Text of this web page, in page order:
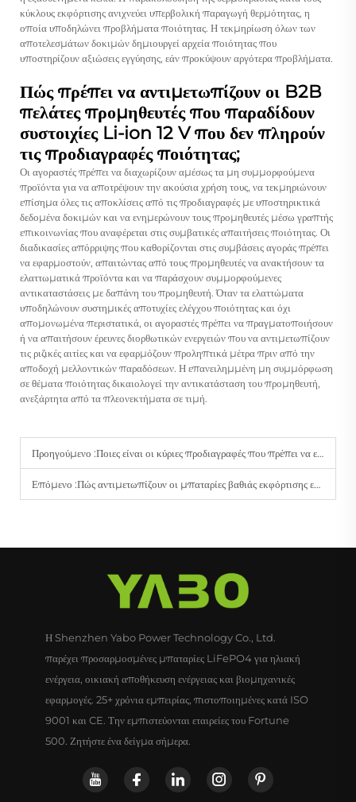
κύκλους εκφόρτισης ανιχνεύει υπερβολική παραγωγή θερμότητας, η
οποία υποδηλώνει προβλήματα ποιότητας. Η τεκμηρίωση όλων των
αποτελεσμάτων δοκιμών δημιουργεί αρχεία ποιότητας που
υποστηρίζουν αξιώσεις εγγύησης, εάν προκύψουν αργότερα προβλήματα.
Πώς πρέπει να αντιμετωπίζουν οι B2B
πελάτες προμηθευτές που παραδίδουν
συστοιχίες Li-ion 12 V που δεν πληρούν
τις προδιαγραφές ποιότητας;
Οι αγοραστές πρέπει να διαχωρίζουν αμέσως τα μη συμμορφούμενα
προϊόντα για να αποτρέψουν την ακούσια χρήση τους, να τεκμηριώνουν
επίσημα όλες τις αποκλίσεις από τις προδιαγραφές με υποστηρικτικά
δεδομένα δοκιμών και να ενημερώνουν τους προμηθευτές μέσω γραπτής
επικοινωνίας που αναφέρεται στις συμβατικές απαιτήσεις ποιότητας. Οι
διαδικασίες απόρριψης που καθορίζονται στις συμβάσεις αγοράς πρέπει
να εφαρμοστούν, απαιτώντας από τους προμηθευτές να ανακτήσουν τα
ελαττωματικά προϊόντα και να παράσχουν συμμορφούμενες
αντικαταστάσεις με δαπάνη του προμηθευτή. Όταν τα ελαττώματα
υποδηλώνουν συστημικές αποτυχίες ελέγχου ποιότητας και όχι
απομονωμένα περιστατικά, οι αγοραστές πρέπει να πραγματοποιήσουν
ή να απαιτήσουν έρευνες διορθωτικών ενεργειών που να αντιμετωπίζουν
τις ριζικές αιτίες και να εφαρμόζουν προληπτικά μέτρα πριν από την
αποδοχή μελλοντικών παραδόσεων. Η επανειλημμένη μη συμμόρφωση
σε θέματα ποιότητας δικαιολογεί την αντικατάσταση του προμηθευτή,
ανεξάρτητα από τα πλεονεκτήματα σε τιμή.
Προηγούμενο :Ποιες είναι οι κύριες προδιαγραφές που πρέπει να επαληθεύσουν οι αγοραστές για τις συσκευασίες 12 V Li-ion;
Επόμενο :Πώς αντιμετωπίζουν οι μπαταρίες βαθιάς εκφόρτισης εφαρμογές υψηλής κατανάλωσης σε βιομηχανικό περιβάλλον;
Η Shenzhen Yabo Power Technology Co., Ltd.
παρέχει προσαρμοσμένες μπαταρίες LiFePO4 για ηλιακή
ενέργεια, οικιακή αποθήκευση ενέργειας και βιομηχανικές
εφαρμογές. 25+ χρόνια εμπειρίας, πιστοποιημένες κατά ISO
9001 και CE. Την εμπιστεύονται εταιρείες του Fortune
500. Ζητήστε ένα δείγμα σήμερα.